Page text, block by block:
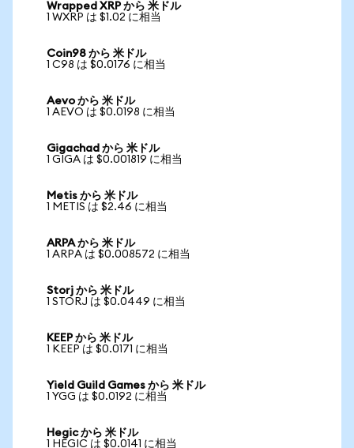
Wrapped XRP から 米ドル
1 WXRP は $1.02 に相当
Coin98 から 米ドル
1 C98 は $0.0176 に相当
Aevo から 米ドル
1 AEVO は $0.0198 に相当
Gigachad から 米ドル
1 GIGA は $0.001819 に相当
Metis から 米ドル
1 METIS は $2.46 に相当
ARPA から 米ドル
1 ARPA は $0.008572 に相当
Storj から 米ドル
1 STORJ は $0.0449 に相当
KEEP から 米ドル
1 KEEP は $0.0171 に相当
Yield Guild Games から 米ドル
1 YGG は $0.0192 に相当
Hegic から 米ドル
1 HEGIC は $0.0141 に相当